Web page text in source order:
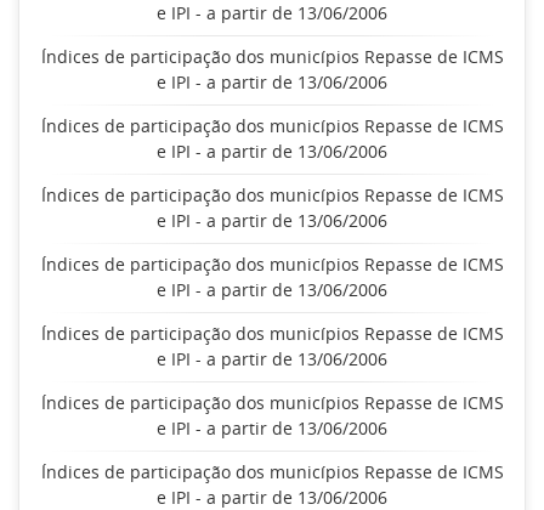
e IPI - a partir de 13/06/2006
Índices de participação dos municípios Repasse de ICMS
e IPI - a partir de 13/06/2006
Índices de participação dos municípios Repasse de ICMS
e IPI - a partir de 13/06/2006
Índices de participação dos municípios Repasse de ICMS
e IPI - a partir de 13/06/2006
Índices de participação dos municípios Repasse de ICMS
e IPI - a partir de 13/06/2006
Índices de participação dos municípios Repasse de ICMS
e IPI - a partir de 13/06/2006
Índices de participação dos municípios Repasse de ICMS
e IPI - a partir de 13/06/2006
Índices de participação dos municípios Repasse de ICMS
e IPI - a partir de 13/06/2006